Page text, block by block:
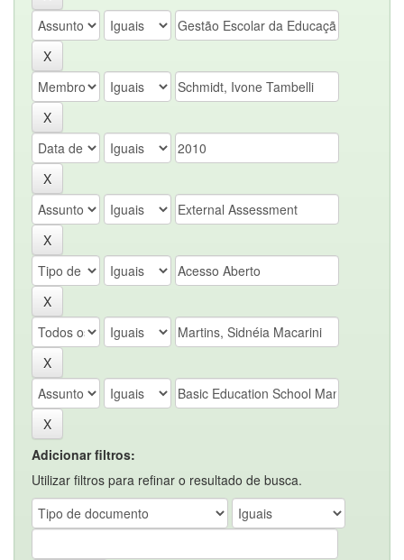
Adicionar filtros:
Utilizar filtros para refinar o resultado de busca.